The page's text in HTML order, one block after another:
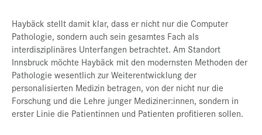
Haybäck stellt damit klar, dass er nicht nur die Computer
Pathologie, sondern auch sein gesamtes Fach als
interdisziplinäres Unterfangen betrachtet. Am Standort
Innsbruck möchte Haybäck mit den modernsten Methoden der
Pathologie wesentlich zur Weiterentwicklung der
personalisierten Medizin betragen, von der nicht nur die
Forschung und die Lehre junger Mediziner:innen, sondern in
erster Linie die Patientinnen und Patienten profitieren sollen.